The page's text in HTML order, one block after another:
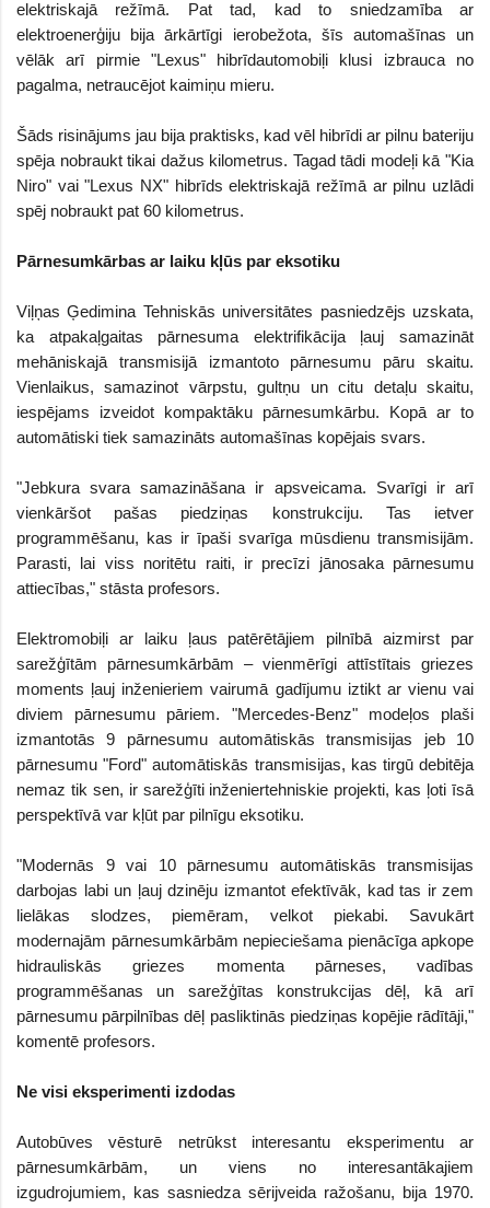
elektriskajā režīmā. Pat tad, kad to sniedzamība ar
elektroenerģiju bija ārkārtīgi ierobežota, šīs automašīnas un
vēlāk arī pirmie "Lexus" hibrīdautomobiļi klusi izbrauca no
pagalma, netraucējot kaimiņu mieru.
Šāds risinājums jau bija praktisks, kad vēl hibrīdi ar pilnu bateriju
spēja nobraukt tikai dažus kilometrus. Tagad tādi modeļi kā "Kia
Niro" vai "Lexus NX" hibrīds elektriskajā režīmā ar pilnu uzlādi
spēj nobraukt pat 60 kilometrus.
Pārnesumkārbas ar laiku kļūs par eksotiku
Viļņas Ģedimina Tehniskās universitātes pasniedzējs uzskata,
ka atpakaļgaitas pārnesuma elektrifikācija ļauj samazināt
mehāniskajā transmisijā izmantoto pārnesumu pāru skaitu.
Vienlaikus, samazinot vārpstu, gultņu un citu detaļu skaitu,
iespējams izveidot kompaktāku pārnesumkārbu. Kopā ar to
automātiski tiek samazināts automašīnas kopējais svars.
"Jebkura svara samazināšana ir apsveicama. Svarīgi ir arī
vienkāršot pašas piedziņas konstrukciju. Tas ietver
programmēšanu, kas ir īpaši svarīga mūsdienu transmisijām.
Parasti, lai viss noritētu raiti, ir precīzi jānosaka pārnesumu
attiecības," stāsta profesors.
Elektromobiļi ar laiku ļaus patērētājiem pilnībā aizmirst par
sarežģītām pārnesumkārbām – vienmērīgi attīstītais griezes
moments ļauj inženieriem vairumā gadījumu iztikt ar vienu vai
diviem pārnesumu pāriem. "Mercedes-Benz" modeļos plaši
izmantotās 9 pārnesumu automātiskās transmisijas jeb 10
pārnesumu "Ford" automātiskās transmisijas, kas tirgū debitēja
nemaz tik sen, ir sarežģīti inženiertehniskie projekti, kas ļoti īsā
perspektīvā var kļūt par pilnīgu eksotiku.
"Modernās 9 vai 10 pārnesumu automātiskās transmisijas
darbojas labi un ļauj dzinēju izmantot efektīvāk, kad tas ir zem
lielākas slodzes, piemēram, velkot piekabi. Savukārt
modernajām pārnesumkārbām nepieciešama pienācīga apkope
hidrauliskās griezes momenta pārneses, vadības
programmēšanas un sarežģītas konstrukcijas dēļ, kā arī
pārnesumu pārpilnības dēļ pasliktinās piedziņas kopējie rādītāji,"
komentē profesors.
Ne visi eksperimenti izdodas
Autobūves vēsturē netrūkst interesantu eksperimentu ar
pārnesumkārbām, un viens no interesantākajiem
izgudrojumiem, kas sasniedza sērijveida ražošanu, bija 1970.